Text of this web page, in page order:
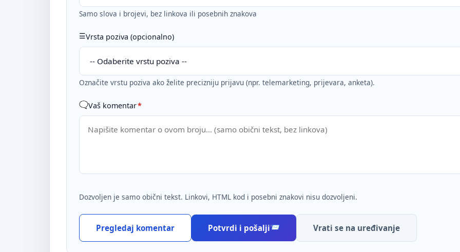
Samo slova i brojevi, bez linkova ili posebnih znakova
Vrsta poziva (opcionalno)
Označite vrstu poziva ako želite precizniju prijavu (npr. telemarketing, prijevara, anketa).
Vaš komentar*
Dozvoljen je samo obični tekst. Linkovi, HTML kod i posebni znakovi nisu dozvoljeni.
Pregledaj komentar Potvrdi i pošalji Vrati se na uređivanje